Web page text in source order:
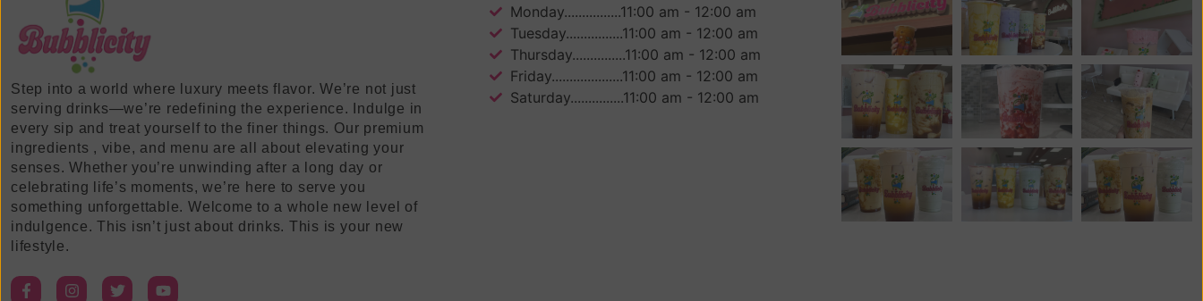
Step into a world where luxury meets flavor. We’re not just
serving drinks—we’re redefining the experience. Indulge in
every sip and treat yourself to the finer things. Our premium
ingredients , vibe, and menu are all about elevating your
senses. Whether you’re unwinding after a long day or
celebrating life’s moments, we’re here to serve you
something unforgettable. Welcome to a whole new level of
indulgence. This isn’t just about drinks. This is your new
lifestyle.
Monday................11:00 am - 12:00 am
Tuesday................11:00 am - 12:00 am
Thursday...............11:00 am - 12:00 am
Friday....................11:00 am - 12:00 am
Saturday...............11:00 am - 12:00 am